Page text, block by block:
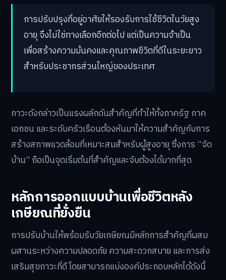
การปรับปรุงที่อยู่อาศัยให้รองรับการใช้ชีวิตในวัยสูง
อายุ จึงไม่ใช่ทางเลือกอีกต่อไป แต่เป็นความจำเป็น
เพื่อสร้างความมั่นคงและคุณภาพชีวิตที่ดีในระยะยาว
สำหรับประชากรส่วนใหญ่ของประเทศ
ภาวะดังกล่าวเป็นแรงผลักดันสำคัญที่ทำให้ทั้งภาครัฐ ภาค
เอกชน และระดับครัวเรือนต้องหันมาให้ความสำคัญกับการ
สร้างสภาพแวดล้อมที่เหมาะสมสำหรับผู้สูงอายุ ซึ่งการ “จัด
บ้าน” ถือเป็นจุดเริ่มต้นที่สำคัญและจับต้องได้มากที่สุด
หลักการออกแบบบ้านเพื่อชีวิตหลัง
เกษียณที่ยั่งยืน
การปรับบ้านให้พร้อมรับวัยเกษียณมีหลักการสำคัญที่ผสม
ผสานระหว่างความปลอดภัย ความสะดวกสบาย และการส่ง
เสริมสุขภาวะที่ดี โดยสามารถแบ่งองค์ประกอบหลักได้ดังนี้